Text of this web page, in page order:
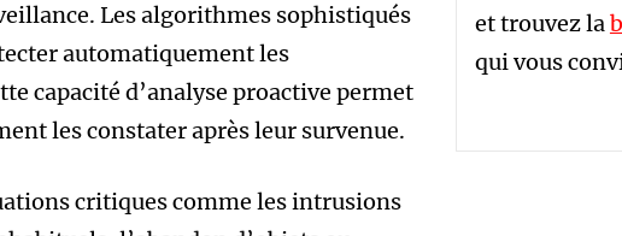
Les algorithmes sophistiqués
automatiquement les
capacité d’analyse proactive permet
les constater après leur survenue.
critiques comme les intrusions
et trouvez la
qui vous